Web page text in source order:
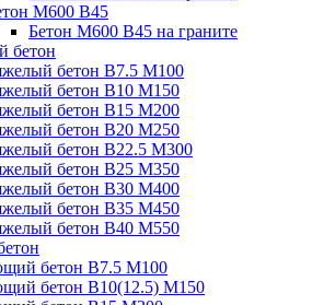
М600 В45
Бетон М600 В45 на граните
бетон
бетон В7.5 М100
бетон В10 М150
бетон В15 М200
бетон В20 М250
бетон В22.5 М300
бетон В25 М350
бетон В30 М400
бетон В35 М450
бетон В40 М550
бетон В7.5 М100
бетон В10(12.5) М150